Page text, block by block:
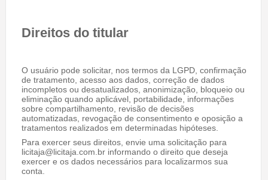
Direitos do titular
O usuário pode solicitar, nos termos da LGPD, confirmação
de tratamento, acesso aos dados, correção de dados
incompletos ou desatualizados, anonimização, bloqueio ou
eliminação quando aplicável, portabilidade, informações
sobre compartilhamento, revisão de decisões
automatizadas, revogação de consentimento e oposição a
tratamentos realizados em determinadas hipóteses.
Para exercer seus direitos, envie uma solicitação para
licitaja@licitaja.com.br informando o direito que deseja
exercer e os dados necessários para localizarmos sua
conta.